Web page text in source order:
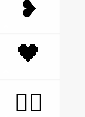
❥
🖤
❤️‍🔥